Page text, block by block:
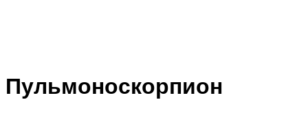
Пульмоноскорпион